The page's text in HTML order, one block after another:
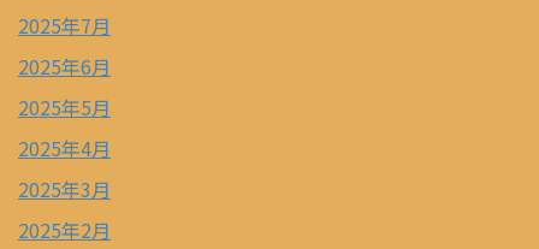
2025年7月
2025年6月
2025年5月
2025年4月
2025年3月
2025年2月